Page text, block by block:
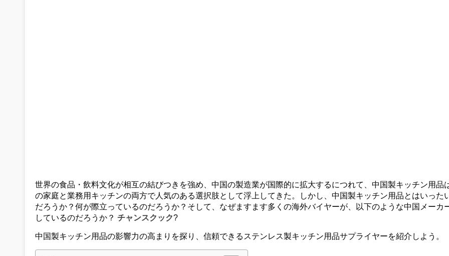
世界の食品・飲料文化が相互の結びつきを強め、中国の製造業が国際的に拡大するにつれて、中国製キッチン用品
の家庭と業務用キッチンの両方で人気のある選択肢として浮上してきた。しかし、中国製キッチン用品とはいった
だろうか？何が際立っているのだろうか？そして、なぜますます多くの海外バイヤーが、以下のような中国メーカ
しているのだろうか？ チャンスクック?
中国製キッチン用品の影響力の高まりを探り、信頼できるステンレス製キッチン用品サプライヤーを紹介しよう。